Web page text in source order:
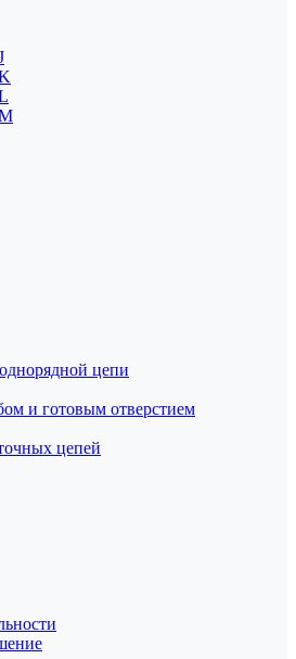
цепи
и готовым отверстием
цепей